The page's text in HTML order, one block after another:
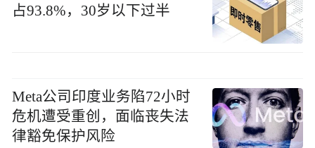
占93.8%，30岁以下过半
Meta公司印度业务陷72小时
危机遭受重创，面临丧失法
律豁免保护风险